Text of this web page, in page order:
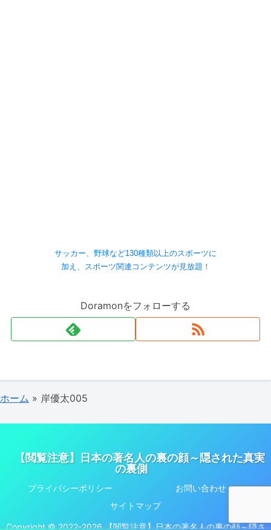
サッカー、野球など130種類以上のスポーツに
加え、スポーツ関連コンテンツが見放題！
Doramonをフォローする
ホーム » 岸優太005
【閲覧注意】日本の著名人の裏の顔～隠された真実
の裏側
プライバシーポリシー
お問い合わせ
サイトマップ
Copyright © 2022-2026 【閲覧注意】日本の著名人の裏の顔～隠さ